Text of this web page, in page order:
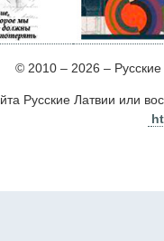
© 2010 – 2026 –
Русские Латвии или